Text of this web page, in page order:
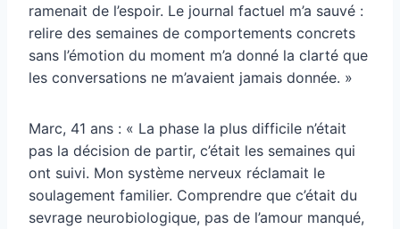
ramenait de l’espoir. Le journal factuel m’a sauvé :
relire des semaines de comportements concrets
sans l’émotion du moment m’a donné la clarté que
les conversations ne m’avaient jamais donnée. »
Marc, 41 ans : « La phase la plus difficile n’était
pas la décision de partir, c’était les semaines qui
ont suivi. Mon système nerveux réclamait le
soulagement familier. Comprendre que c’était du
sevrage neurobiologique, pas de l’amour manqué,